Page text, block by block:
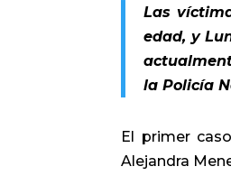
Las
edad, y
la Policía
El primer
Alejandra